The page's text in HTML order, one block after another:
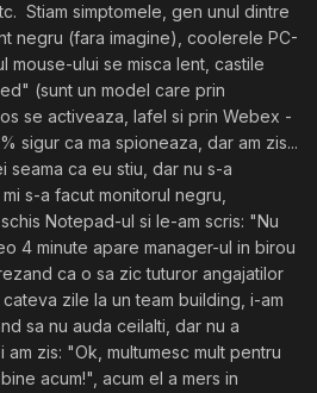
Stiam simptomele, gen unul dintre
negru (fara imagine), coolerele PC-
mouse-ului se misca lent, castile
(sunt un model care prin
se activeaza, lafel si prin Webex -
sigur ca ma spioneaza, dar am zis...
seama ca eu stiu, dar nu s-a
s-a facut monitorul negru,
Notepad-ul si le-am scris: "Nu
4 minute apare manager-ul in birou
ca o sa zic tuturor angajatilor
zile la un team building, i-am
sa nu auda ceilalti, dar nu a
zis: "Ok, multumesc mult pentru
acum!", acum el a mers in